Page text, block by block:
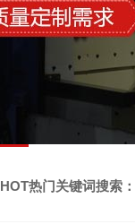
HOT热门关键词搜索：